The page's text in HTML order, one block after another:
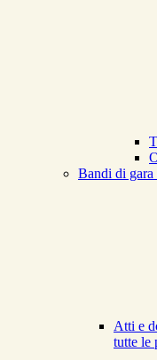
Bandi di gara
Atti e
tutte le